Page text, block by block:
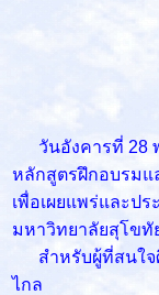
วันอังคารที่ 28 พ
หลักสูตรฝึกอบรมแ
เพื่อเผยแพร่และป
มหาวิทยาลัยสุโขทั
สำหรับผู้ที่สนใจศึ
ไกล